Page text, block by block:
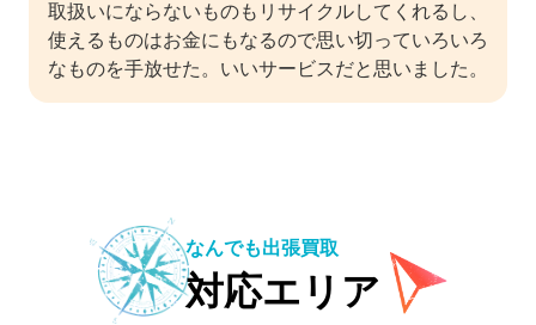
取扱いにならないものもリサイクルしてくれるし、
使えるものはお金にもなるので思い切っていろいろ
なものを手放せた。いいサービスだと思いました。
なんでも出張買取
対応エリア